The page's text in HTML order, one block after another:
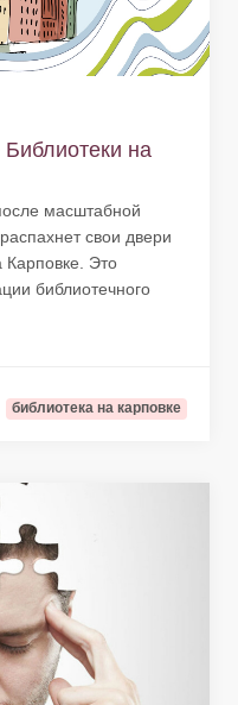
на
масштабной
свои двери
Карповке. Это
библиотечного
библиотека на карповке